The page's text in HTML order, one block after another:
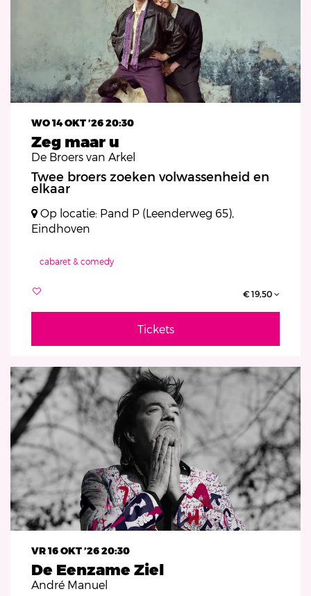
Zeg maar u
De Broers van Arkel
WO 14 OKT ’2620:30
Twee broers zoeken volwassenheid en
elkaar
Op locatie: Pand P (Leenderweg 65),
Eindhoven
cabaret & comedy
€ 19,50
Tickets
De Eenzame Ziel
André Manuel
VR 16 OKT ’2620:30